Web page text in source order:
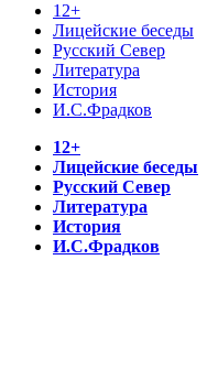
12+
Лицейские беседы
Русский Север
Литература
История
И.С.Фрадков
12+
Лицейские беседы
Русский Север
Литература
История
И.С.Фрадков